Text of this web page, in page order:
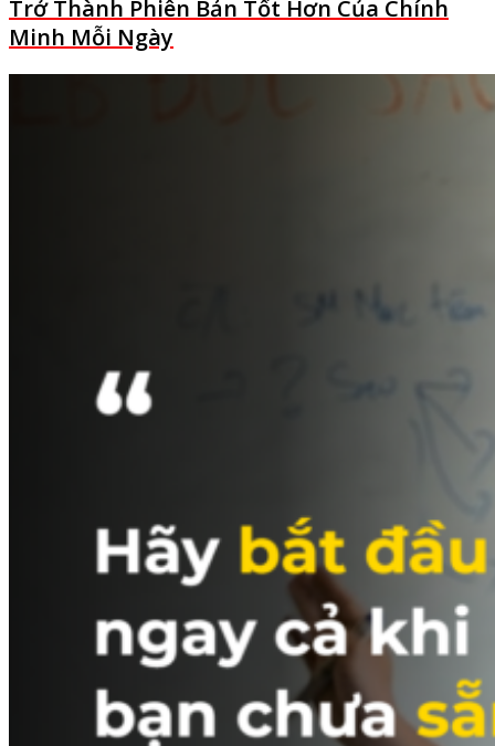
Trở Thành Phiên Bản Tốt Hơn Của Chính
Minh Mỗi Ngày